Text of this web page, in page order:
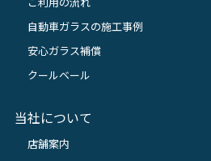
自動車ガラスの施工事例
安心ガラス補償
クールベール
当社について
店舗案内